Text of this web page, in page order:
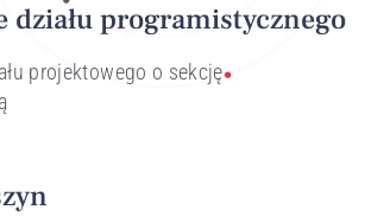
działu programistycznego
projektowego o sekcję